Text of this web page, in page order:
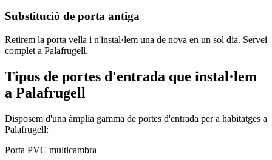
Substitució de porta antiga
Retirem la porta vella i n'instal·lem una de nova en un sol dia. Servei
complet a Palafrugell.
Tipus de portes d'entrada que instal·lem
a Palafrugell
Disposem d'una àmplia gamma de portes d'entrada per a habitatges a
Palafrugell:
Porta PVC multicambra